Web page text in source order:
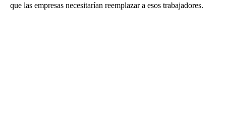
que las empresas necesitarían reemplazar a esos trabajadores.